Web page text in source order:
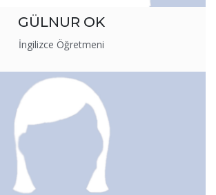
GÜLNUR OK
İngilizce Öğretmeni